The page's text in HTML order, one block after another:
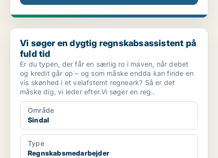
Vi søger en dygtig regnskabsassistent på fuld tid
Vi søger en dygtig regnskabsassistent på
fuld tid
Er du typen, der får en særlig ro i maven, når debet
og kredit går op – og som måske endda kan finde en
vis skønhed i et velafstemt regneark? Så er det
måske dig, vi leder efter.Vi søger en reg..
Område
Sindal
Type
Regnskabsmedarbejder